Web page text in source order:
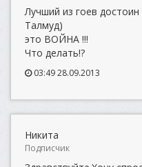
Лучший из гоев
Талмуд)
это ВОЙНА !!!
Что делать!?
03:49 28.09.2013
Никита
Подписчик